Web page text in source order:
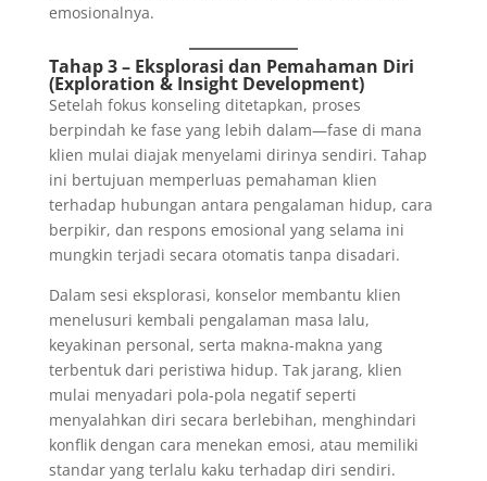
emosionalnya.
Tahap 3 – Eksplorasi dan Pemahaman Diri
(Exploration & Insight Development)
Setelah fokus konseling ditetapkan, proses
berpindah ke fase yang lebih dalam—fase di mana
klien mulai diajak menyelami dirinya sendiri. Tahap
ini bertujuan memperluas pemahaman klien
terhadap hubungan antara pengalaman hidup, cara
berpikir, dan respons emosional yang selama ini
mungkin terjadi secara otomatis tanpa disadari.
Dalam sesi eksplorasi, konselor membantu klien
menelusuri kembali pengalaman masa lalu,
keyakinan personal, serta makna-makna yang
terbentuk dari peristiwa hidup. Tak jarang, klien
mulai menyadari pola-pola negatif seperti
menyalahkan diri secara berlebihan, menghindari
konflik dengan cara menekan emosi, atau memiliki
standar yang terlalu kaku terhadap diri sendiri.